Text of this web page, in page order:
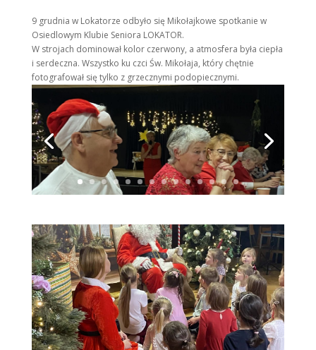
9 grudnia w Lokatorze odbyło się Mikołajkowe spotkanie w
Osiedlowym Klubie Seniora LOKATOR.
W strojach dominował kolor czerwony, a atmosfera była ciepła
i serdeczna. Wszystko ku czci Św. Mikołaja, który chętnie
fotografował się tylko z grzecznymi podopiecznymi.